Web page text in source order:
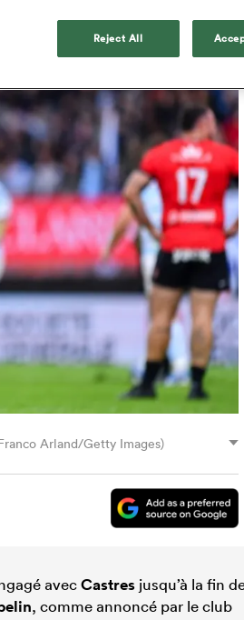
Arland/Getty Images)
avecCastres jusqu’à la fin
, comme annoncé par le club
Reject All